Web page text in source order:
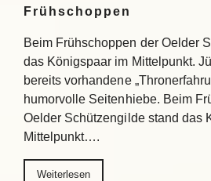
Frühschoppen
Beim Frühschoppen der Oelder
das Königspaar im Mittelpunkt.
bereits vorhandene
humorvolle Seitenhiebe. Beim
Oelder Schützengilde stand das
Mittelpunkt….
Weiterlesen